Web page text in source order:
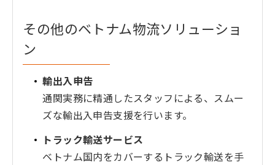
その他のベトナム物流ソリューショ
ン
輸出入申告
通関実務に精通したスタッフによる、スムー
ズな輸出入申告支援を行います。
トラック輸送サービス
ベトナム国内をカバーするトラック輸送を手